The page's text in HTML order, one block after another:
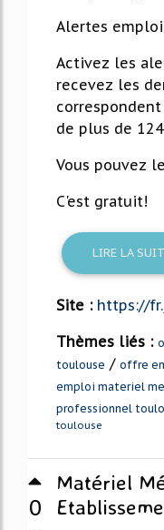
Alertes emploi
Activez les
recevez les
de plus de
Vous pouvez
C'est gratuit!
LIRE LA
Site : https://
Thèmes liés :
toulouse / offre
emploi materiel
professionnel
toulouse
0
Matériel